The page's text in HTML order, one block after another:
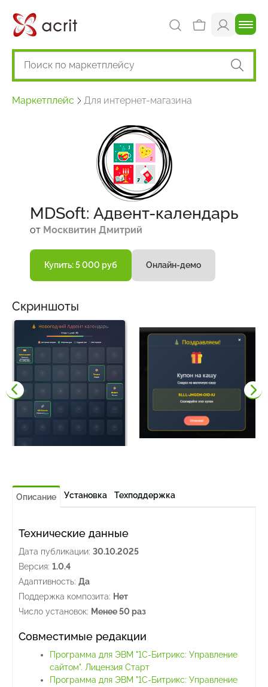
Маркетплейс Для интернет-магазина
MDSoft: Адвент-календарь
от Москвитин Дмитрий
Купить: 5 000 руб Онлайн-демо
Скриншоты
Описание Установка Техподдержка
Технические данные
Дата публикации: 30.10.2025
Версия: 1.0.4
Адаптивность: Да
Поддержка композита: Нет
Число установок: Менее 50 раз
Совместимые редакции
Программа для ЭВМ "1С-Битрикс: Управление
сайтом". Лицензия Старт
Программа для ЭВМ "1С-Битрикс: Управление